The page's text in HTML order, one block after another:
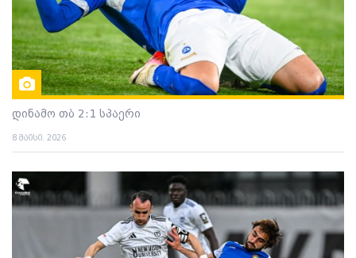
დინამო თბ 2:1 სპაერი
8 მაისი. 2026